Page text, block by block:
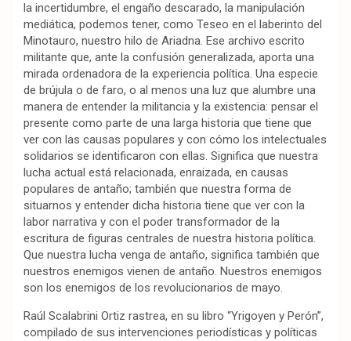
la incertidumbre, el engaño descarado, la manipulación
mediática, podemos tener, como Teseo en el laberinto del
Minotauro, nuestro hilo de Ariadna. Ese archivo escrito
militante que, ante la confusión generalizada, aporta una
mirada ordenadora de la experiencia política. Una especie
de brújula o de faro, o al menos una luz que alumbre una
manera de entender la militancia y la existencia: pensar el
presente como parte de una larga historia que tiene que
ver con las causas populares y con cómo los intelectuales
solidarios se identificaron con ellas. Significa que nuestra
lucha actual está relacionada, enraizada, en causas
populares de antaño; también que nuestra forma de
situarnos y entender dicha historia tiene que ver con la
labor narrativa y con el poder transformador de la
escritura de figuras centrales de nuestra historia política.
Que nuestra lucha venga de antaño, significa también que
nuestros enemigos vienen de antaño. Nuestros enemigos
son los enemigos de los revolucionarios de mayo.
Raúl Scalabrini Ortiz rastrea, en su libro “Yrigoyen y Perón”,
compilado de sus intervenciones periodísticas y políticas